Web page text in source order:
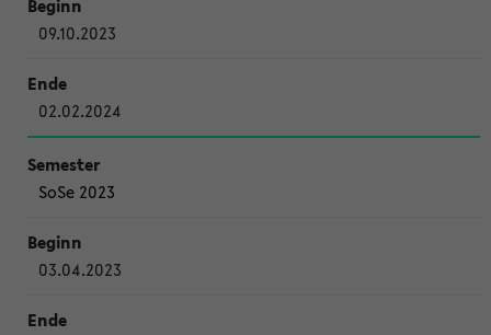
09.10.2023
02.02.2024
SoSe 2023
03.04.2023